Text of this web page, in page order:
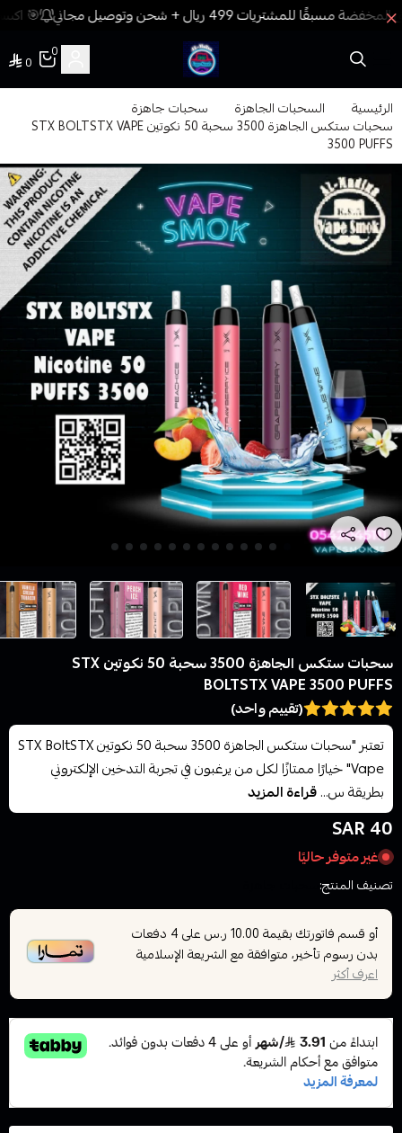
🎯
فيب المدينة
0
0
الرئيسية السحبات الجاهزة سحبات جاهزة
سحبات ستكس الجاهزة 3500 سحبة 50 نكوتين STX BOLTSTX VAPE
3500 PUFFS
سحبات ستكس الجاهزة 3500 سحبة 50 نكوتين STX
BOLTSTX VAPE 3500 PUFFS
(تقييم واحد)
تعتبر "سحبات ستكس الجاهزة 3500 سحبة 50 نكوتين STX BoltSTX
Vape" خيارًا ممتازًا لكل من يرغبون في تجربة التدخين الإلكتروني
بطريقة س...قراءة المزيد
40 SAR
غير متوفر حاليًا
تصنيف المنتج:
أو قسم فاتورتك بقيمة 10.00 ر.س على4 دفعات
بدون رسوم تأخير، متوافقة مع الشريعة الإسلامية
اعرف أكثر